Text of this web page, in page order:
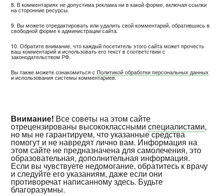
8. В комментариях не допустима реклама ни в какой форме, включая ссылки
на сторонние ресурсы.
9. Вы можете отредактировать или удалить свой комментарий, обратившись в
свободной форме к администрации сайта.
10. Обратите внимание, что каждый посетитель этого сайта может прочесть
ваш комментарий и использовать его текст в соответствии с
законодательством РФ.
Вы также можете ознакомиться сПолитикой обработки персональных данных
и использования системы комментариев.
Внимание! Все советы на этом сайте
отрецензированы высококласснымиспециалистами,
но мы не гарантируем, что указанные средства
помогут и не навредят лично вам. Информация на
этом сайте не предназначена для самолечения, это
образовательная, дополнительная информация.
Если вы чувствуете недомогание, обратитесь к врачу
и следуйте его указаниям, даже если они
противоречат написанному здесь. Будьте
благоразумны.